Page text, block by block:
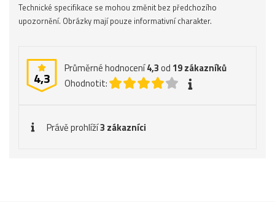
Technické specifikace se mohou změnit bez předchozího
upozornění. Obrázky mají pouze informativní charakter.
4,3
Průměrné hodnocení4,3od 19zákazníků
Ohodnotit:
Právě prohlíží3 zákazníci